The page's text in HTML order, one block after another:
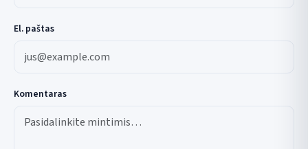
El. paštas
Komentaras